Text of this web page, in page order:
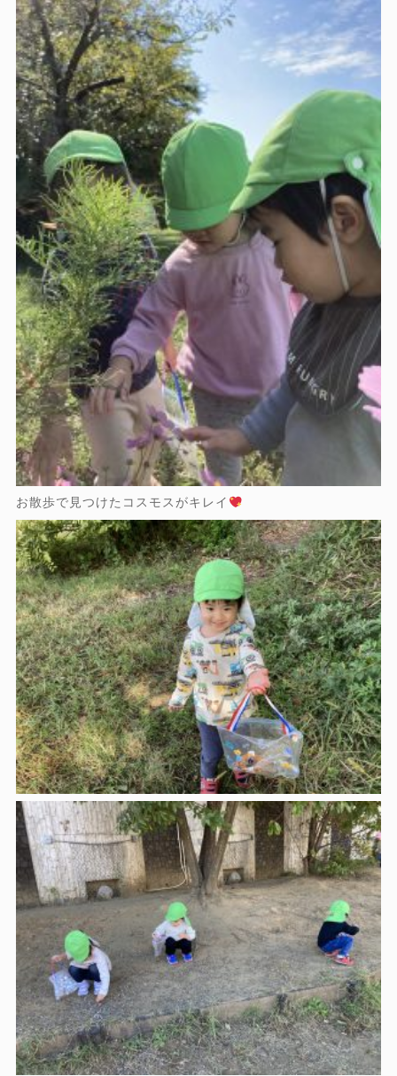
お散歩で見つけたコスモスがキレイ